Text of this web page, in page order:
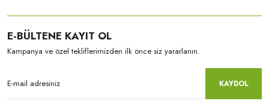
E-BÜLTENE KAYIT OL
Kampanya ve özel tekliflerimizden ilk önce siz yararlanın.
KAYDOL